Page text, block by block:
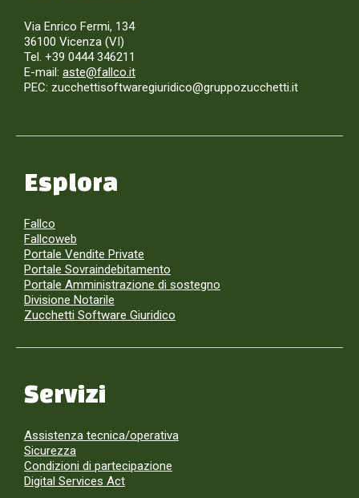
Via Enrico Fermi, 134
36100 Vicenza (VI)
Tel. +39 0444 346211
E-mail: aste@fallco.it
PEC: zucchettisoftwaregiuridico@gruppozucchetti.it
Esplora
Fallco
Fallcoweb
Portale Vendite Private
Portale Sovraindebitamento
Portale Amministrazione di sostegno
Divisione Notarile
Zucchetti Software Giuridico
Servizi
Assistenza tecnica/operativa
Sicurezza
Condizioni di partecipazione
Digital Services Act